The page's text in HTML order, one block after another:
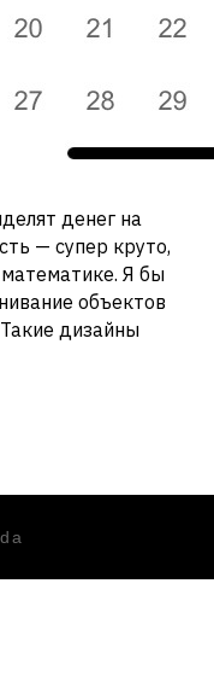
денег на
— супер круто,
Я бы
объектов
дизайны